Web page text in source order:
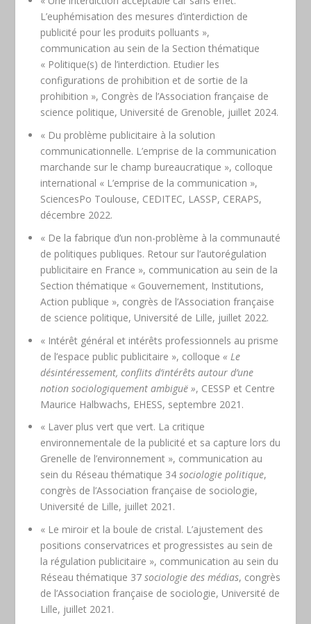
L’euphémisation des mesures d’interdiction de
publicité pour les produits polluants »,
communication au sein de la Section thématique
« Politique(s) de l’interdiction. Etudier les
configurations de prohibition et de sortie de la
prohibition », Congrès de l’Association française de
science politique, Université de Grenoble, juillet 2024.
« Du problème publicitaire à la solution
communicationnelle. L’emprise de la communication
marchande sur le champ bureaucratique », colloque
international « L’emprise de la communication »,
SciencesPo Toulouse, CEDITEC, LASSP, CERAPS,
décembre 2022.
« De la fabrique d’un non-problème à la communauté
de politiques publiques. Retour sur l’autorégulation
publicitaire en France », communication au sein de la
Section thématique « Gouvernement, Institutions,
Action publique », congrès de l’Association française
de science politique, Université de Lille, juillet 2022.
« Intérêt général et intérêts professionnels au prisme
de l’espace public publicitaire », colloque « Le
désintéressement, conflits d’intérêts autour d’une
notion sociologiquement ambiguë », CESSP et Centre
Maurice Halbwachs, EHESS, septembre 2021.
« Laver plus vert que vert. La critique
environnementale de la publicité et sa capture lors du
Grenelle de l’environnement », communication au
sein du Réseau thématique 34sociologie politique,
congrès de l’Association française de sociologie,
Université de Lille, juillet 2021.
« Le miroir et la boule de cristal. L’ajustement des
positions conservatrices et progressistes au sein de
la régulation publicitaire », communication au sein du
Réseau thématique 37sociologie des médias, congrès
de l’Association française de sociologie, Université de
Lille, juillet 2021.